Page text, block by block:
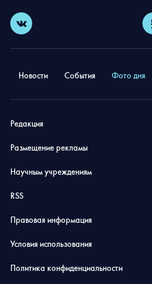
Новости События Фото дня
Редакция
Размещение рекламы
Научным учреждениям
RSS
Правовая информация
Условия использования
Политика конфиденциальности